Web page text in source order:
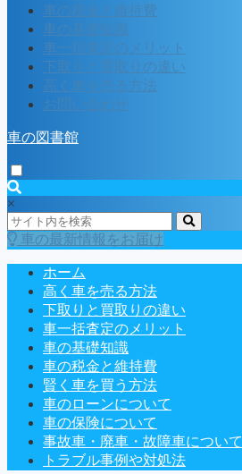
車の税金と維持費
車の基礎知識
車一括査定のメリット
下取りと買取りの違い
高く車を売る方法
お問い合わせ
車の図書館
×
車の最新情報をお届け
ホーム
高く車を売る方法
下取りと買取りの違い
車一括査定のメリット
車の基礎知識
車の税金と維持費
賢く車を買う方法
車のローンについて
車の保険について
事故車・廃車・故障車について
トラブル事例や対処法